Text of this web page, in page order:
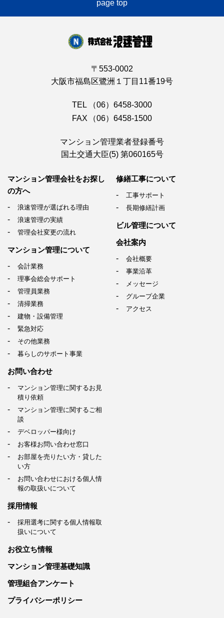
page top
〒553-0002
大阪市福島区鷺洲１丁目11番19号
TEL
（06）6458-3000
FAX
（06）6458-1500
マンション管理業者登録番号
国土交通大臣(5) 第060165号
マンション管理会社をお探し
の方へ
浪速管理が選ばれる理由
浪速管理の実績
管理会社変更の流れ
マンション管理について
会計業務
理事会総会サポート
管理員業務
清掃業務
建物・設備管理
緊急対応
その他業務
暮らしのサポート事業
修繕工事について
工事サポート
長期修繕計画
ビル管理について
会社案内
会社概要
事業沿革
メッセージ
グループ企業
アクセス
お問い合わせ
マンション管理に関するお見
積り依頼
マンション管理に関するご相
談
デベロッパー様向け
お客様お問い合わせ窓口
お部屋を売りたい方・貸した
い方
お問い合わせにおける個人情
報の取扱いについて
採用情報
採用選考に関する個人情報取
扱いについて
お役立ち情報
マンション管理基礎知識
管理組合アンケート
プライバシーポリシー